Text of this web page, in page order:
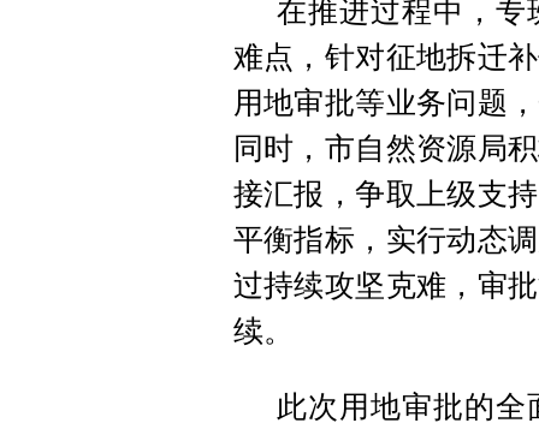
在推进过程中，专
难点，针对征地拆迁
用地审批等业务问题
同时，市自然资源局
接汇报，争取上级支
平衡指标，实行动态
过持续攻坚克难，审
续。
此次用地审批的